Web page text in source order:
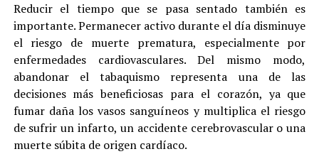
Reducir el tiempo que se pasa sentado también es
importante. Permanecer activo durante el día disminuye
el riesgo de muerte prematura, especialmente por
enfermedades cardiovasculares. Del mismo modo,
abandonar el tabaquismo representa una de las
decisiones más beneficiosas para el corazón, ya que
fumar daña los vasos sanguíneos y multiplica el riesgo
de sufrir un infarto, un accidente cerebrovascular o una
muerte súbita de origen cardíaco.